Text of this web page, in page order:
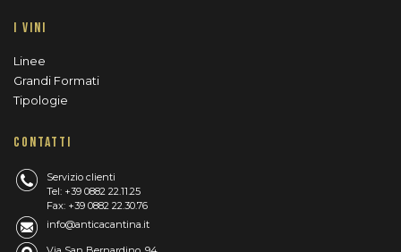
I VINI
Linee
Grandi Formati
Tipologie
CONTATTI
Servizio clienti
Tel: +39 0882 22.11.25
Fax: +39 0882 22.30.76
info@anticacantina.it